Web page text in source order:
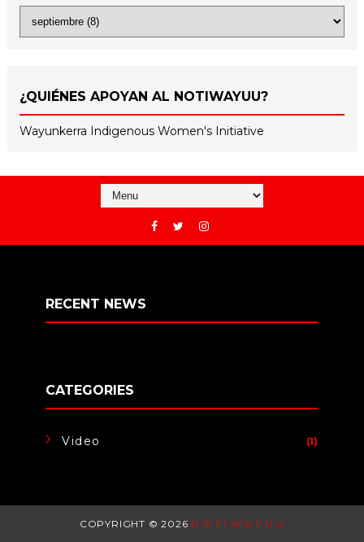
¿QUIÉNES APOYAN AL NOTIWAYUU?
Wayunkerra Indigenous Women's Initiative
RECENT NEWS
CATEGORIES
Video (1)
COPYRIGHT ©2026 N O T I W A Y U U